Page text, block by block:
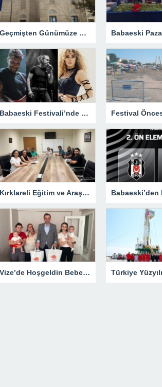
Geçmişten Günümüze Miras: Babaeski’nin Asırlık Emaneti Semiz Ali Paşa Külliyesi
Babaeski Festivali’nde Yarım Asırlık Coşku
Kırklareli Eğitim ve Araştırma Hastanesi’nde Koordinasyon Toplantısı
Vize’de Hoşgeldin Bebek Projesi Sürüyor